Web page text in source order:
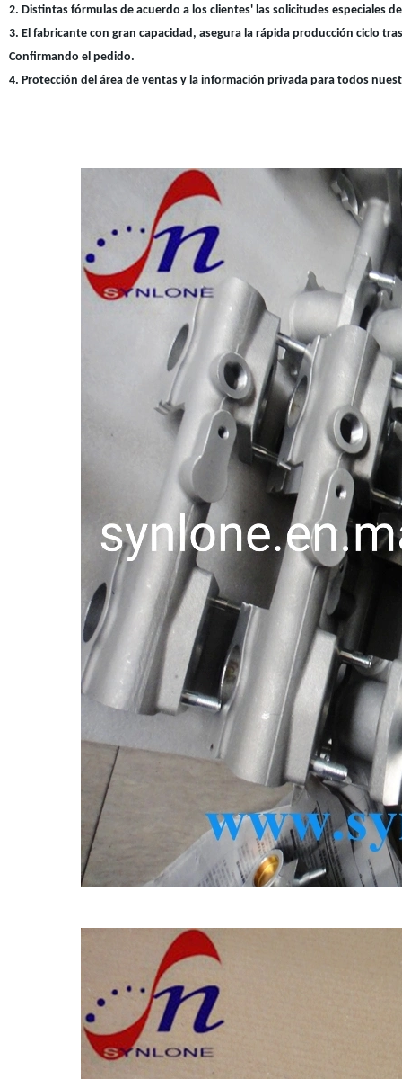
2. Distintas fórmulas de acuerdo a los clientes' las solicitudes especiales
3. El fabricante con gran capacidad, asegura la rápida producción ciclo tras
Confirmando el pedido.
4. Protección del área de ventas y la información privada para todos